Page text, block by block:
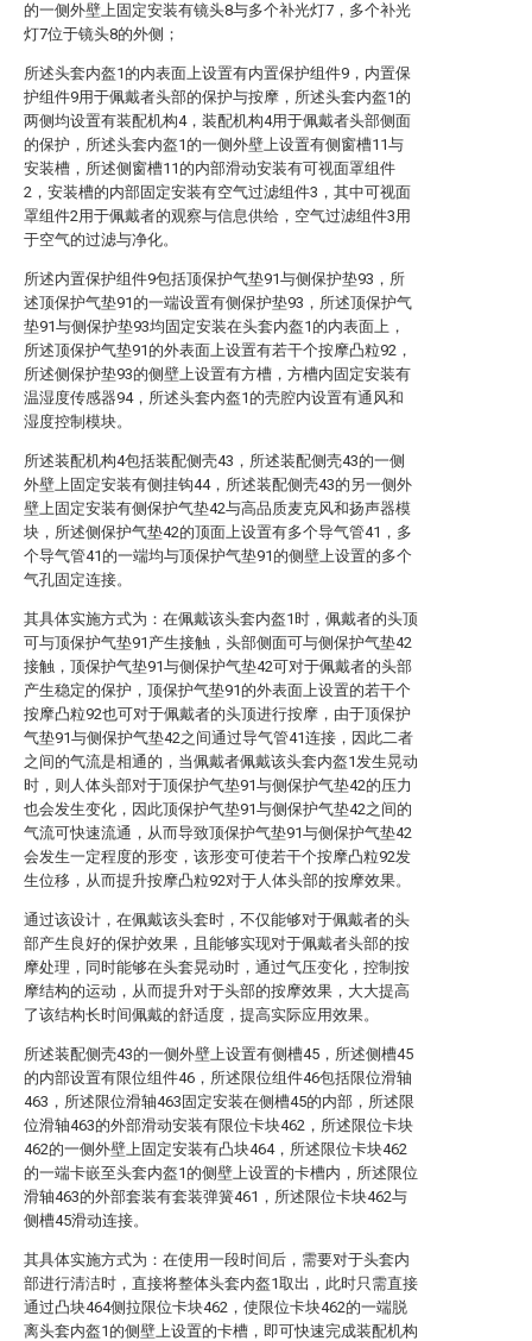
的一侧外壁上固定安装有镜头8与多个补光灯7，多个补光
灯7位于镜头8的外侧；
所述头套内盔1的内表面上设置有内置保护组件9，内置保
护组件9用于佩戴者头部的保护与按摩，所述头套内盔1的
两侧均设置有装配机构4，装配机构4用于佩戴者头部侧面
的保护，所述头套内盔1的一侧外壁上设置有侧窗槽11与
安装槽，所述侧窗槽11的内部滑动安装有可视面罩组件
2，安装槽的内部固定安装有空气过滤组件3，其中可视面
罩组件2用于佩戴者的观察与信息供给，空气过滤组件3用
于空气的过滤与净化。
所述内置保护组件9包括顶保护气垫91与侧保护垫93，所
述顶保护气垫91的一端设置有侧保护垫93，所述顶保护气
垫91与侧保护垫93均固定安装在头套内盔1的内表面上，
所述顶保护气垫91的外表面上设置有若干个按摩凸粒92，
所述侧保护垫93的侧壁上设置有方槽，方槽内固定安装有
温湿度传感器94，所述头套内盔1的壳腔内设置有通风和
湿度控制模块。
所述装配机构4包括装配侧壳43，所述装配侧壳43的一侧
外壁上固定安装有侧挂钩44，所述装配侧壳43的另一侧外
壁上固定安装有侧保护气垫42与高品质麦克风和扬声器模
块，所述侧保护气垫42的顶面上设置有多个导气管41，多
个导气管41的一端均与顶保护气垫91的侧壁上设置的多个
气孔固定连接。
其具体实施方式为：在佩戴该头套内盔1时，佩戴者的头顶
可与顶保护气垫91产生接触，头部侧面可与侧保护气垫42
接触，顶保护气垫91与侧保护气垫42可对于佩戴者的头部
产生稳定的保护，顶保护气垫91的外表面上设置的若干个
按摩凸粒92也可对于佩戴者的头顶进行按摩，由于顶保护
气垫91与侧保护气垫42之间通过导气管41连接，因此二者
之间的气流是相通的，当佩戴者佩戴该头套内盔1发生晃动
时，则人体头部对于顶保护气垫91与侧保护气垫42的压力
也会发生变化，因此顶保护气垫91与侧保护气垫42之间的
气流可快速流通，从而导致顶保护气垫91与侧保护气垫42
会发生一定程度的形变，该形变可使若干个按摩凸粒92发
生位移，从而提升按摩凸粒92对于人体头部的按摩效果。
通过该设计，在佩戴该头套时，不仅能够对于佩戴者的头
部产生良好的保护效果，且能够实现对于佩戴者头部的按
摩处理，同时能够在头套晃动时，通过气压变化，控制按
摩结构的运动，从而提升对于头部的按摩效果，大大提高
了该结构长时间佩戴的舒适度，提高实际应用效果。
所述装配侧壳43的一侧外壁上设置有侧槽45，所述侧槽45
的内部设置有限位组件46，所述限位组件46包括限位滑轴
463，所述限位滑轴463固定安装在侧槽45的内部，所述限
位滑轴463的外部滑动安装有限位卡块462，所述限位卡块
462的一侧外壁上固定安装有凸块464，所述限位卡块462
的一端卡嵌至头套内盔1的侧壁上设置的卡槽内，所述限位
滑轴463的外部套装有套装弹簧461，所述限位卡块462与
侧槽45滑动连接。
其具体实施方式为：在使用一段时间后，需要对于头套内
部进行清洁时，直接将整体头套内盔1取出，此时只需直接
通过凸块464侧拉限位卡块462，使限位卡块462的一端脱
离头套内盔1的侧壁上设置的卡槽，即可快速完成装配机构